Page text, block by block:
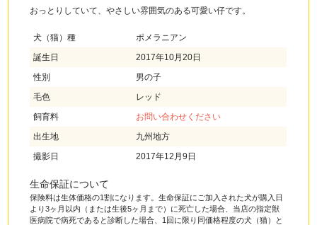
おっとりしていて、やさしい雰囲気のある可愛い仔です。
犬（猫）種
ポメラニアン
誕生日
2017年10月20日
性別
男の子
毛色
レッド
飼育料
お問い合わせください
出生地
九州地方
撮影日
2017年12月9日
生命保証について
保険料は生体価格の1割になります。生命保証にご加入された犬が購入日
より3ヶ月以内（または生後5ヶ月まで）に死亡した場合、当店の指定獣
医病院で病死であると診断した場合、1回に限り同価格程度の犬（猫）と